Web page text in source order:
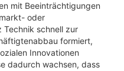
mit Beeinträchtigungen
oder
schnell zur
formiert,
Innovationen
dadurch wachsen, dass